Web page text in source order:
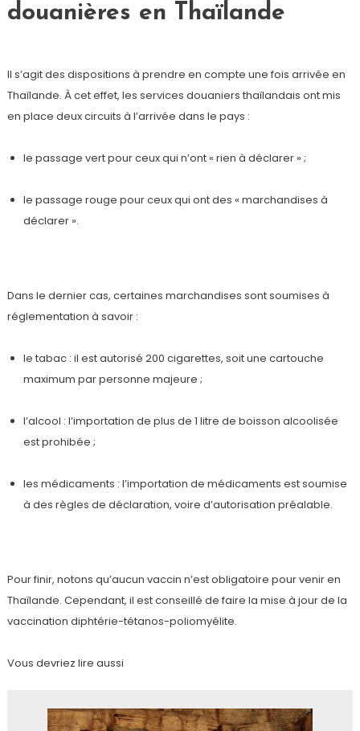
douanières en Thaïlande
Il s’agit des dispositions à prendre en compte une fois arrivée en
Thaïlande. À cet effet, les services douaniers thaïlandais ont mis
en place deux circuits à l’arrivée dans le pays :
le passage vert pour ceux qui n’ont « rien à déclarer » ;
le passage rouge pour ceux qui ont des « marchandises à
déclarer ».
Dans le dernier cas, certaines marchandises sont soumises à
réglementation à savoir :
le tabac : il est autorisé 200 cigarettes, soit une cartouche
maximum par personne majeure ;
l’alcool : l’importation de plus de 1 litre de boisson alcoolisée
est prohibée ;
les médicaments : l’importation de médicaments est soumise
à des règles de déclaration, voire d’autorisation préalable.
Pour finir, notons qu’aucun vaccin n’est obligatoire pour venir en
Thaïlande. Cependant, il est conseillé de faire la mise à jour de la
vaccination diphtérie-tétanos-poliomyélite.
Vous devriez lire aussi